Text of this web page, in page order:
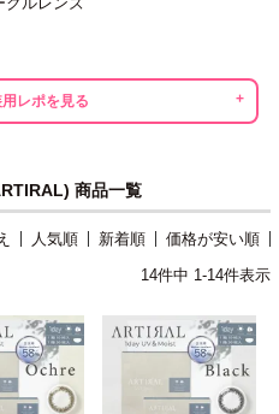
レポを見る
商品一覧
人気順 新着順
価格が安い順
14件中 1 -14件表示